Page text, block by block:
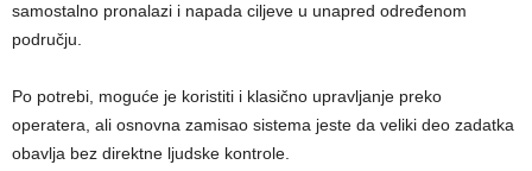
samostalno pronalazi i napada ciljeve u unapred određenom
području.
Po potrebi, moguće je koristiti i klasično upravljanje preko
operatera, ali osnovna zamisao sistema jeste da veliki deo zadatka
obavlja bez direktne ljudske kontrole.